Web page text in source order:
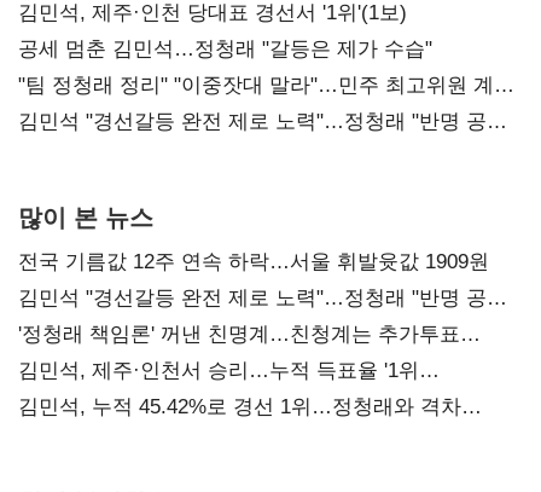
0.86%p(2보)
김민석, 제주·인천 당대표 경선서 '1위'(1보)
공세 멈춘 김민석…정청래 "갈등은 제가 수습"
"팀 정청래 정리" "이중잣대 말라"…민주 최고위원 계파
다툼 격화
김민석 "경선갈등 완전 제로 노력"…정청래 "반명 공세
많이 본 뉴스
전국 기름값 12주 연속 하락…서울 휘발윳값 1909원
김민석 "경선갈등 완전 제로 노력"…정청래 "반명 공세
사과부터"
'정청래 책임론' 꺼낸 친명계…친청계는 추가투표
때리기
김민석, 제주·인천서 승리…누적 득표율 '1위
탈환'(종합)
김민석, 누적 45.42%로 경선 1위…정청래와 격차